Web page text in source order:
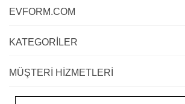
EVFORM.COM
KATEGORILER
MÜŞTERI HIZMETLERI